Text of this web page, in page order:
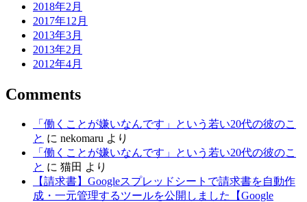
2018年2月
2017年12月
2013年3月
2013年2月
2012年4月
Comments
「働くことが嫌いなんです」という若い20代の彼のこ
と に nekomaru より
「働くことが嫌いなんです」という若い20代の彼のこ
と に 猫田 より
【請求書】Googleスプレッドシートで請求書を自動作
成・一元管理するツールを公開しました【Google